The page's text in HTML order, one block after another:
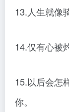
13.人生就像
14.仅有心被
15.以后会怎
你。